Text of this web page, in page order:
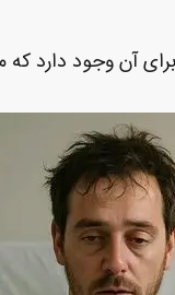
آن وجود دارد